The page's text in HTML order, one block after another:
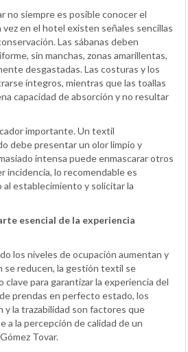
no siempre es posible conocer el
en el hotel existen señales sencillas
Las sábanas deben
sin manchas, zonas amarillentas,
desgastadas. Las costuras y los
íntegros, mientras que las toallas
capacidad de absorción y no resultar
importante. Un textil
debe presentar un olor limpio y
intensa puede enmascarar otros
incidencia, lo recomendable es
al establecimiento y solicitar la
esencial de la experiencia
los niveles de ocupación aumentan y
se reducen, la gestión textil se
para garantizar la experiencia del
prendas en perfecto estado, los
y la trazabilidad son factores que
la percepción de calidad de un
Tovar.